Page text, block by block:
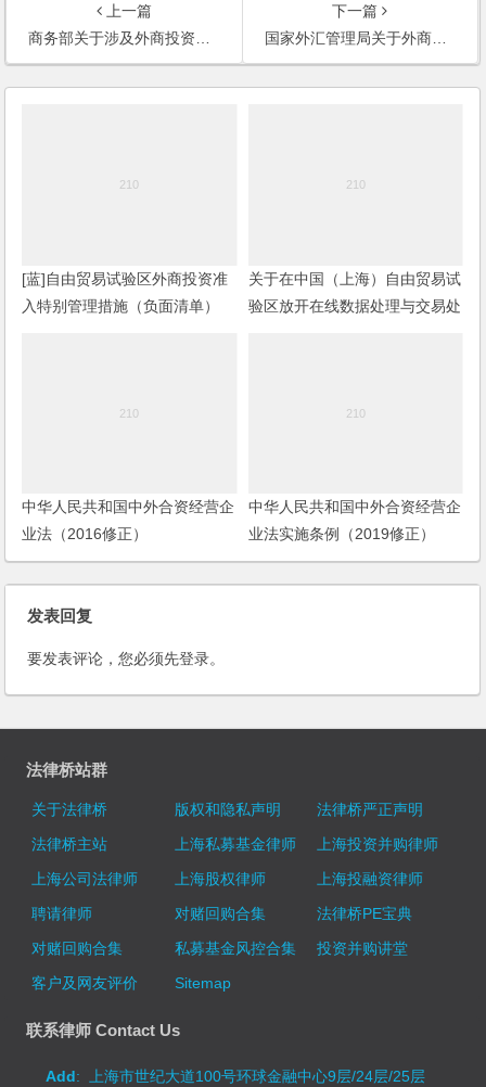
上一篇
商务部关于涉及外商投资企业股权出资的暂行规定
下一篇
国家外汇管理局关于外商投资合伙企业外汇管理有关问题的通知
[蓝]自由贸易试验区外商投资准
入特别管理措施（负面清单）
关于在中国（上海）自由贸易试
验区放开在线数据处理与交易处
中华人民共和国中外合资经营企
业法（2016修正）
中华人民共和国中外合资经营企
业法实施条例（2019修正）
发表回复
要发表评论，您必须先登录。
法律桥站群
关于法律桥 版权和隐私声明
法律桥严正声明
法律桥主站
上海私募基金律师
上海投资并购律师
上海公司法律师
上海股权律师
上海投融资律师
聘请律师
对赌回购合集
法律桥PE宝典
对赌回购合集
私募基金风控合集
投资并购讲堂
客户及网友评价
Sitemap
联系律师 Contact Us
Add: 上海市世纪大道100号环球金融中心9层/24层/25层